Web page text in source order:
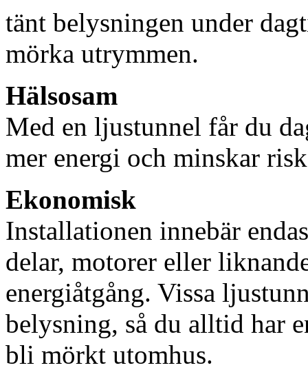
tänt belysningen under
mörka utrymmen.
Hälsosam
Med en ljustunnel får du
mer energi och minskar
Ekonomisk
Installationen innebär
delar, motorer eller
energiåtgång. Vissa
belysning, så du alltid har
bli mörkt utomhus.